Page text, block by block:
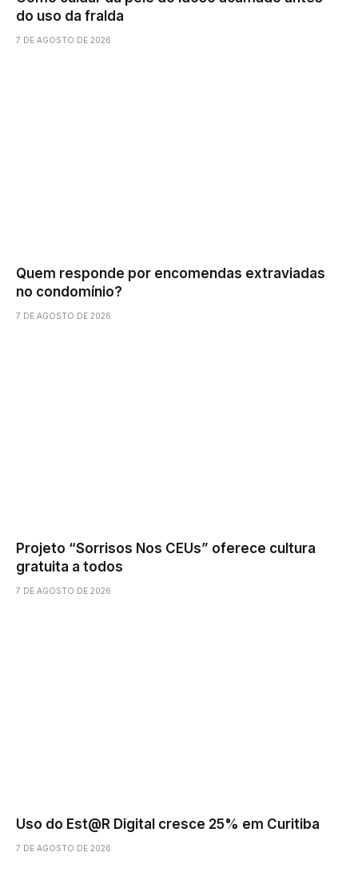
do uso da fralda
7 DE AGOSTO DE 2026
Quem responde por encomendas extraviadas
no condomínio?
7 DE AGOSTO DE 2026
Projeto “Sorrisos Nos CEUs” oferece cultura
gratuita a todos
7 DE AGOSTO DE 2026
Uso do Est@R Digital cresce 25% em Curitiba
7 DE AGOSTO DE 2026